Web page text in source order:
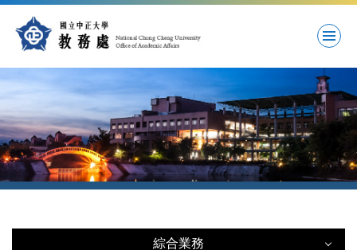
到
綜合業務